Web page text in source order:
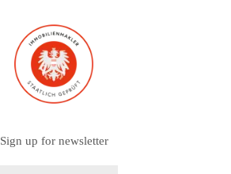
Sign up for newsletter